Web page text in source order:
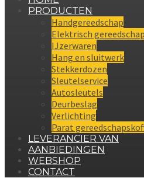
PRODUCTEN
Handgereedschap
Elektrisch gereedschap
IJzerwaren
Hang en sluitwerk
Stekkerdozen
Sleutelservice
Autosleutels
Deurbeslag
Verlichting
Parat
LEVERANCIER VAN
AANBIEDINGEN
WEBSHOP
CONTACT